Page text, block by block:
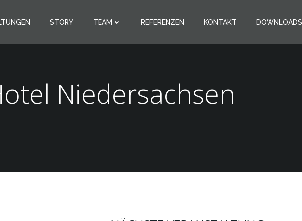
STORY TEAM REFERENZEN KONTAKT DOWNLOADS
Niedersachsen